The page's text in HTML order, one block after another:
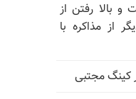
بالا رفتن از
از مذاکره با
کینگ مجتبی